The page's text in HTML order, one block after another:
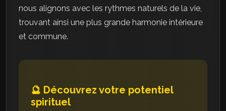
nous alignons avec les rythmes naturels de la vie,
trouvant ainsi une plus grande harmonie intérieure
et commune.
🔮 Découvrez votre potentiel
spirituel